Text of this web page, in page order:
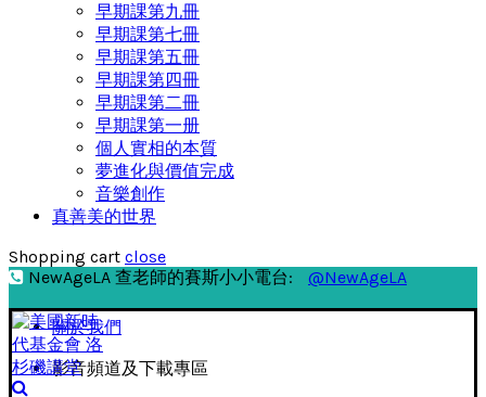
早期課第九冊
早期課第七冊
早期課第五冊
早期課第四冊
早期課第二冊
早期課第一册
個人實相的本質
夢進化與價值完成
音樂創作
真善美的世界
Shopping cart close
NewAgeLA 查老師的賽斯小小電台:
@NewAgeLA
關於我們
影音頻道及下載專區